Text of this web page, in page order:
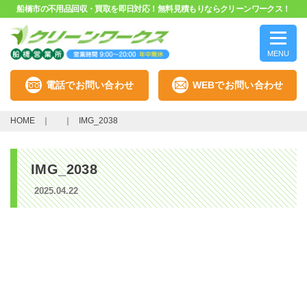
船橋市の不用品回収・買取を即日対応！無料見積もりならクリーンワークス！
MENU
電話でお問い合わせ WEBでお問い合わせ
HOME IMG_2038
IMG_2038
2025.04.22